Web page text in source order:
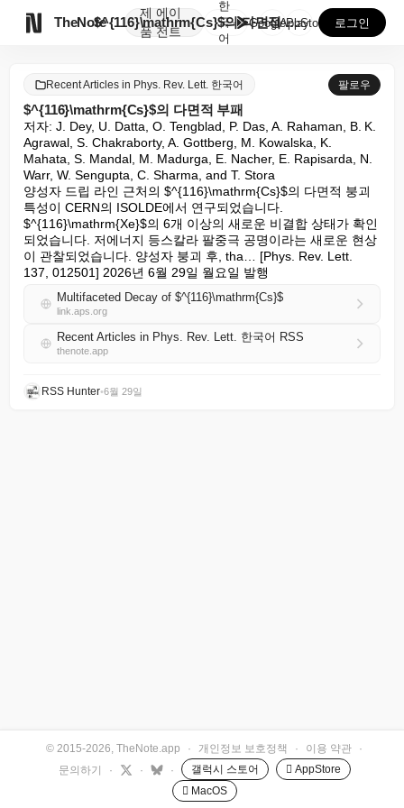
TheNote
제
품
에이
전트
$^{116}\mathrm{Cs}$의 다면적 부패
한
국
어
GooglePlay
AppStore 로그인
Recent Articles in Phys. Rev. Lett. 한국어 팔로우
$^{116}\mathrm{Cs}$의 다면적 부패
저자: J. Dey, U. Datta, O. Tengblad, P. Das, A. Rahaman, B. K.
Agrawal, S. Chakraborty, A. Gottberg, M. Kowalska, K.
Mahata, S. Mandal, M. Madurga, E. Nacher, E. Rapisarda, N.
Warr, W. Sengupta, C. Sharma, and T. Stora
양성자 드립 라인 근처의 $^{116}\mathrm{Cs}$의 다면적 붕괴
특성이 CERN의 ISOLDE에서 연구되었습니다.
$^{116}\mathrm{Xe}$의 6개 이상의 새로운 비결합 상태가 확인
되었습니다. 저에너지 등스칼라 팔중극 공명이라는 새로운 현상
이 관찰되었습니다. 양성자 붕괴 후, tha… [Phys. Rev. Lett.
137, 012501] 2026년 6월 29일 월요일 발행
Multifaceted Decay of $^{116}\mathrm{Cs}$
link.aps.org
Recent Articles in Phys. Rev. Lett. 한국어 RSS
thenote.app
RSS Hunter•6월 29일
© 2015-2026, TheNote.app · 개인정보 보호정책 · 이용 약관
·
문의하기
· · · 갤럭시 스토어
 AppStore
 MacOS